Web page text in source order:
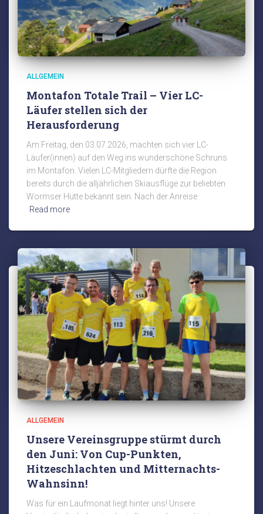
ALLGEMEIN
Montafon Totale Trail – Vier LC-
Läufer stellen sich der
Herausforderung
Am Freitag, den 03.07.2026, machten sich vier LC-
Läufer(innen) auf den Weg ins wunderschöne Schruns
im Montafon. Vielen LC-Mitgliedern dürfte die Region
bereits durch die alljährlichen Skiausflüge zur beliebten
Wormser Hütte bekannt sein. Nach der Anreise
Read more
ALLGEMEIN
Unsere Vereinsgruppe stürmt durch
den Juni: Von Cup-Punkten,
Hitzeschlachten und Mitternachts-
Wahnsinn!
Was für ein Laufmonat liegt hinter uns! Unsere